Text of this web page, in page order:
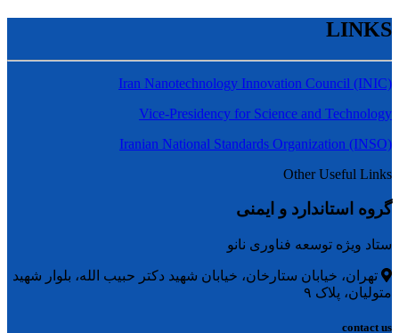
LINKS
Iran Nanotechnology Innovation Council (INIC)
Vice-Presidency for Science and Technology
Iranian National Standards Organization (INSO)
Other Useful Links
گروه استاندارد و ایمنی
ستاد ویژه توسعه فناوری نانو
تهران، خیابان ستارخان، خیابان شهید دکتر حبیب الله، بلوار شهید
متولیان، پلاک ۹
contact us